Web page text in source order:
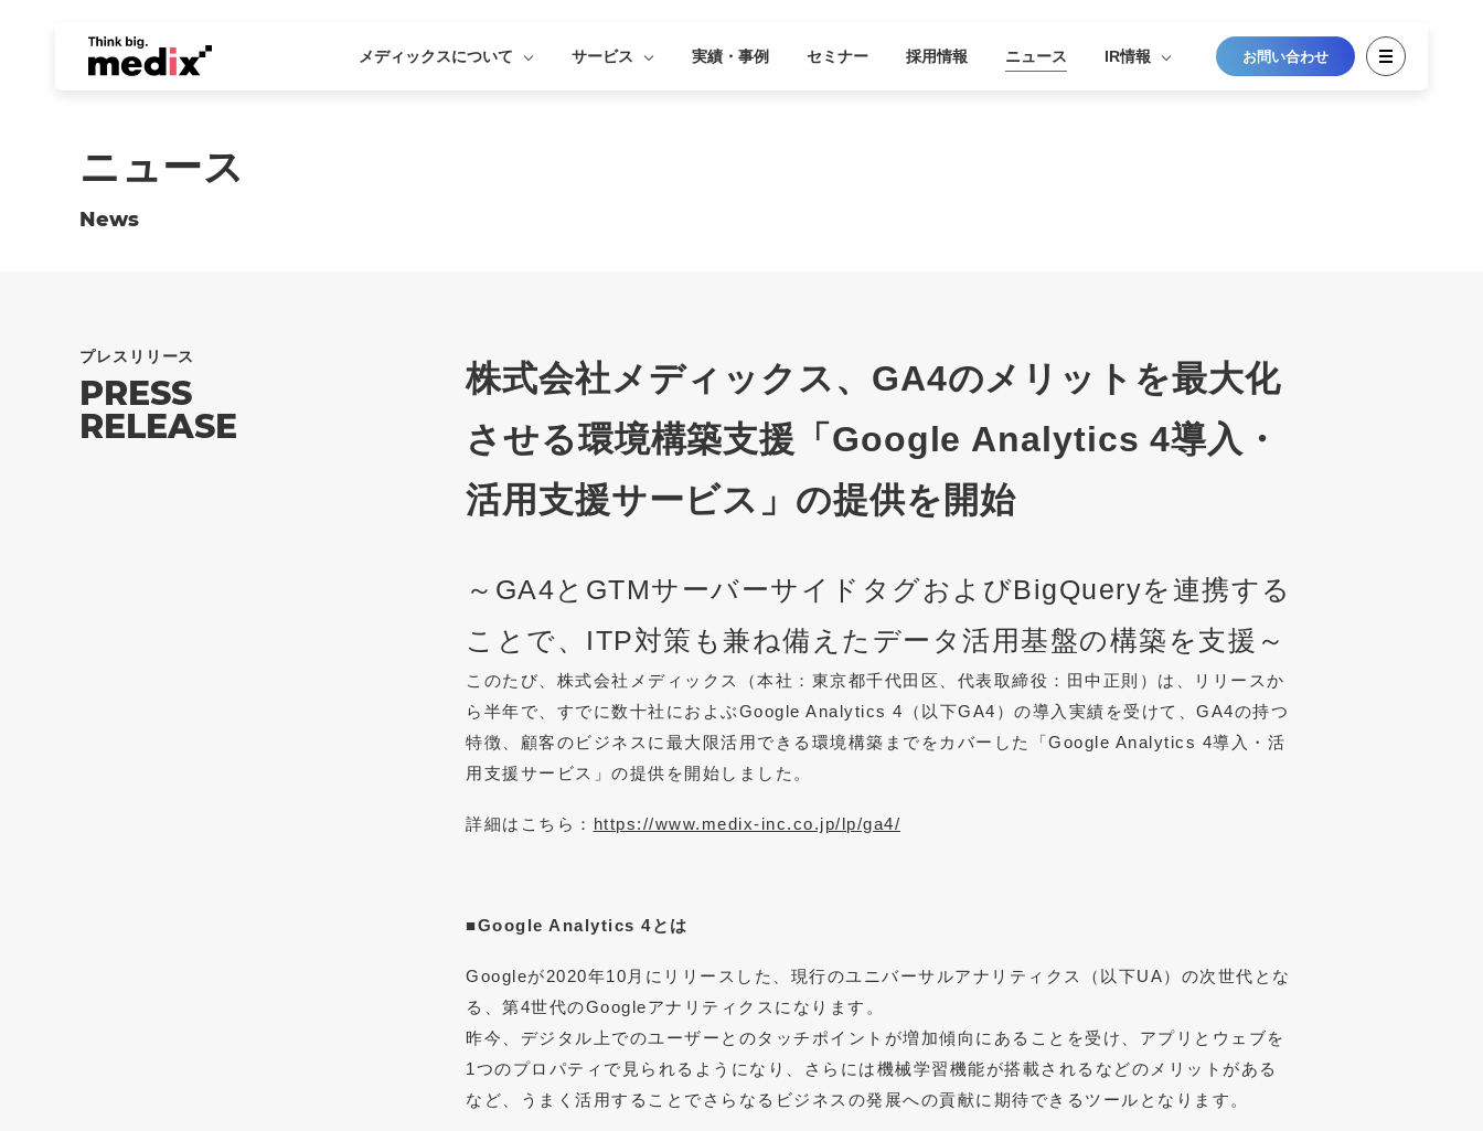
メディックスについて サービス 実績・事例 セミナー 採用情報 ニュース IR情報 お問い合わせ
ニュース
News
プレスリリース
PRESS
RELEASE
株式会社メディックス、GA4のメリットを最大化
させる環境構築支援「Google Analytics 4導入・
活用支援サービス」の提供を開始
～GA4とGTMサーバーサイドタグおよびBigQueryを連携する
ことで、ITP対策も兼ね備えたデータ活用基盤の構築を支援～
このたび、株式会社メディックス（本社：東京都千代田区、代表取締役：田中正則）は、リリースか
ら半年で、すでに数十社におよぶGoogle Analytics 4（以下GA4）の導入実績を受けて、GA4の持つ
特徴、顧客のビジネスに最大限活用できる環境構築までをカバーした「Google Analytics 4導入・活
用支援サービス」の提供を開始しました。
詳細はこちら： https://www.medix-inc.co.jp/lp/ga4/
■Google Analytics 4とは
Googleが2020年10月にリリースした、現行のユニバーサルアナリティクス（以下UA）の次世代とな
る、第4世代のGoogleアナリティクスになります。
昨今、デジタル上でのユーザーとのタッチポイントが増加傾向にあることを受け、アプリとウェブを
1つのプロパティで見られるようになり、さらには機械学習機能が搭載されるなどのメリットがある
など、うまく活用することでさらなるビジネスの発展への貢献に期待できるツールとなります。